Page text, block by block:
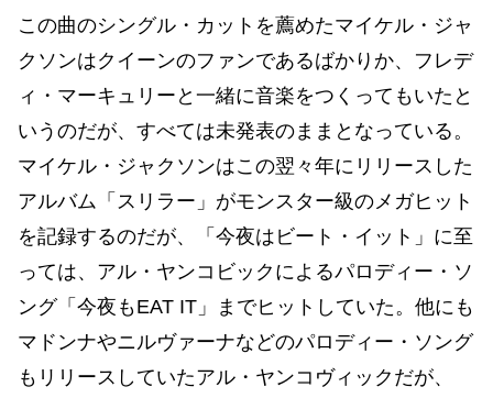
この曲のシングル・カットを薦めたマイケル・ジャ
クソンはクイーンのファンであるばかりか、フレデ
ィ・マーキュリーと一緒に音楽をつくってもいたと
いうのだが、すべては未発表のままとなっている。
マイケル・ジャクソンはこの翌々年にリリースした
アルバム「スリラー」がモンスター級のメガヒット
を記録するのだが、「今夜はビート・イット」に至
っては、アル・ヤンコビックによるパロディー・ソ
ング「今夜もEAT IT」までヒットしていた。他にも
マドンナやニルヴァーナなどのパロディー・ソング
もリリースしていたアル・ヤンコヴィックだが、